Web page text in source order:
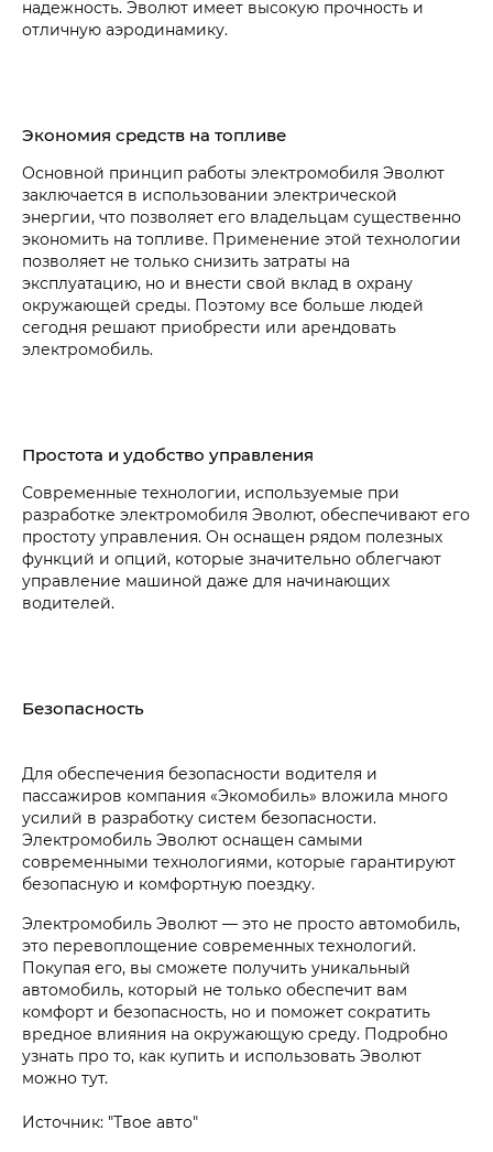
надежность. Эволют имеет высокую прочность и
отличную аэродинамику.
Экономия средств на топливе
Основной принцип работы электромобиля Эволют
заключается в использовании электрической
энергии, что позволяет его владельцам существенно
экономить на топливе. Применение этой технологии
позволяет не только снизить затраты на
эксплуатацию, но и внести свой вклад в охрану
окружающей среды. Поэтому все больше людей
сегодня решают приобрести или арендовать
электромобиль.
Простота и удобство управления
Современные технологии, используемые при
разработке электромобиля Эволют, обеспечивают его
простоту управления. Он оснащен рядом полезных
функций и опций, которые значительно облегчают
управление машиной даже для начинающих
водителей.
Безопасность
Для обеспечения безопасности водителя и
пассажиров компания «Экомобиль» вложила много
усилий в разработку систем безопасности.
Электромобиль Эволют оснащен самыми
современными технологиями, которые гарантируют
безопасную и комфортную поездку.
Электромобиль Эволют — это не просто автомобиль,
это перевоплощение современных технологий.
Покупая его, вы сможете получить уникальный
автомобиль, который не только обеспечит вам
комфорт и безопасность, но и поможет сократить
вредное влияния на окружающую среду. Подробно
узнать про то, как купить и использовать Эволют
можно тут.
Источник: "Твое авто"